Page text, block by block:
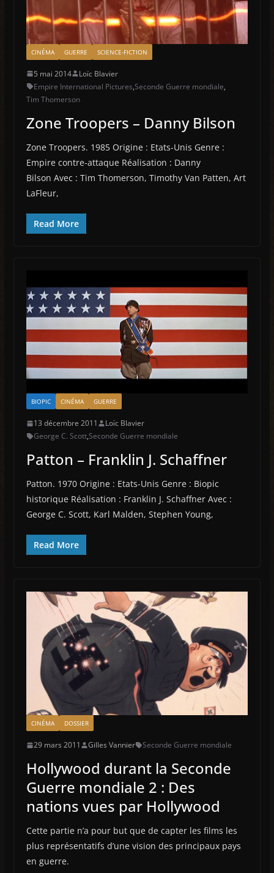
CINÉMA GUERRE SCIENCE-FICTION
5 mai 2014
Loïc Blavier
Empire International Pictures,Seconde Guerre mondiale,
Tim Thomerson
Zone Troopers – Danny Bilson
Zone Troopers. 1985 Origine : Etats-Unis Genre :
Empire contre-attaque Réalisation : Danny
Bilson Avec : Tim Thomerson, Timothy Van Patten, Art
LaFleur,
Read More
BIOPIC CINÉMA GUERRE
13 décembre 2011
Loïc Blavier
George C. Scott,Seconde Guerre mondiale
Patton – Franklin J. Schaffner
Patton. 1970 Origine : Etats-Unis Genre : Biopic
historique Réalisation : Franklin J. Schaffner Avec :
George C. Scott, Karl Malden, Stephen Young,
Read More
CINÉMA DOSSIER
29 mars 2011 Gilles Vannier Seconde Guerre mondiale
Hollywood durant la Seconde
Guerre mondiale 2 : Des
nations vues par Hollywood
Cette partie n’a pour but que de capter les films les
plus représentatifs d’une vision des principaux pays
en guerre.